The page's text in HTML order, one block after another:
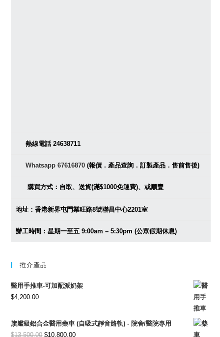
熱線電話 24638711
Whatsapp 67616870 (報價．產品查詢．訂製產品．售前售後)
購買方式：自取、送貨(滿$1000免運費)、或順豐
地址：香港新界屯門業旺路8號聯昌中心2201室
辦工時間：星期一至五 9:00am – 5:30pm (公眾假期休息)
推介產品
醫用手推車-可加配派奶架
$4,200.00
旗艦級鋁合金醫用藥車 (自吸式靜音路軌) - 院舍/醫院專用
$13,500.00 Original
$10,800.00Current